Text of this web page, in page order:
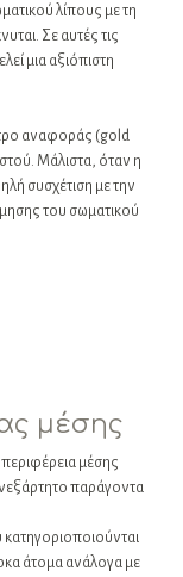
λίπους με τη
Σε αυτές τις
μια αξιόπιστη
αναφοράς (gold
Μάλιστα, όταν η
συσχέτιση με την
του σωματικού
μέσης
μέσης
παράγοντα
κατηγοριοποιούνται
άτομα ανάλογα με